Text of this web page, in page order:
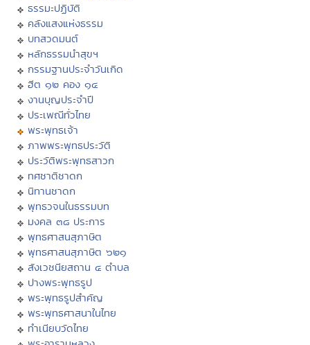
ธรรมะปฏิบัติ
คลังแสงแห่งธรรม
บทสวดมนต์
หลักธรรมนำสุขฯ
กรรมฐานประจำวันเกิด
ฮีต ๑๒ คอง ๑๔
งานบุญประจำปี
ประเพณีทั่วไทย
พระพุทธเจ้า
ภาพพระพุทธประวัติ
ประวัติพระพุทธสาวก
ทศชาติชาดก
นิทานชาดก
พุทธวจนในธรรมบท
มงคล ๓๘ ประการ
พุทธศาสนสุภาษิต
พุทธศาสนสุภาษิต ๖๒๑
สังเวชนียสถาน ๔ ตำบล
ปางพระพุทธรูป
พระพุทธรูปสำคัญ
พระพุทธศาสนาในไทย
ทำเนียบวัดไทย